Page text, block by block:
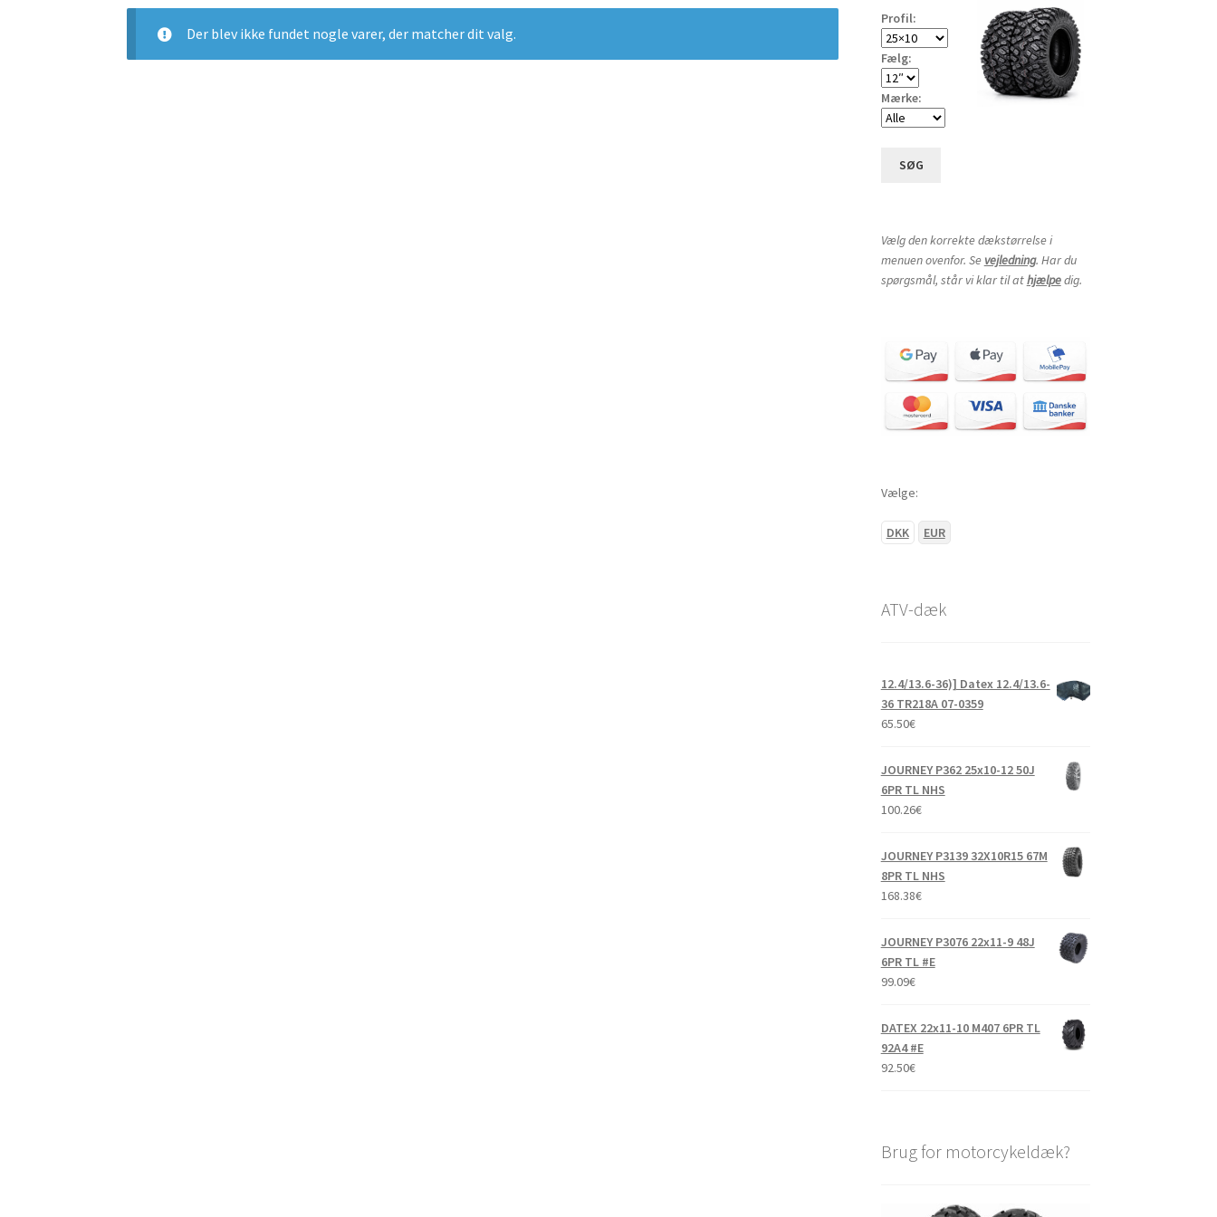
Der blev ikke fundet nogle varer, der matcher dit valg.
Profil:
Fælg:
Mærke:
SØG
Vælg den korrekte dækstørrelse i
menuen ovenfor. Se vejledning. Har du
spørgsmål, står vi klar til athjælpedig.
Vælge:
DKK EUR
ATV-dæk
12.4/13.6-36)] Datex 12.4/13.6-
36 TR218A 07-0359
65.50€
JOURNEY P362 25x10-12 50J
6PR TL NHS
100.26€
JOURNEY P3139 32X10R15 67M
8PR TL NHS
168.38€
JOURNEY P3076 22x11-9 48J
6PR TL #E
99.09€
DATEX 22x11-10 M407 6PR TL
92A4 #E
92.50€
Brug for motorcykeldæk?